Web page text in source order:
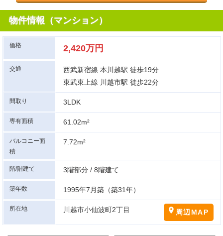
物件情報（マンション）
価格 2,420万円
交通
西武新宿線 本川越駅 徒歩19分
東武東上線 川越市駅 徒歩22分
間取り 3LDK
専有面積 61.02m²
バルコニー面
積
7.72m²
階/階建て 3階部分 / 8階建て
築年数 1995年7月築（築31年）
所在地 川越市小仙波町2丁目 周辺MAP